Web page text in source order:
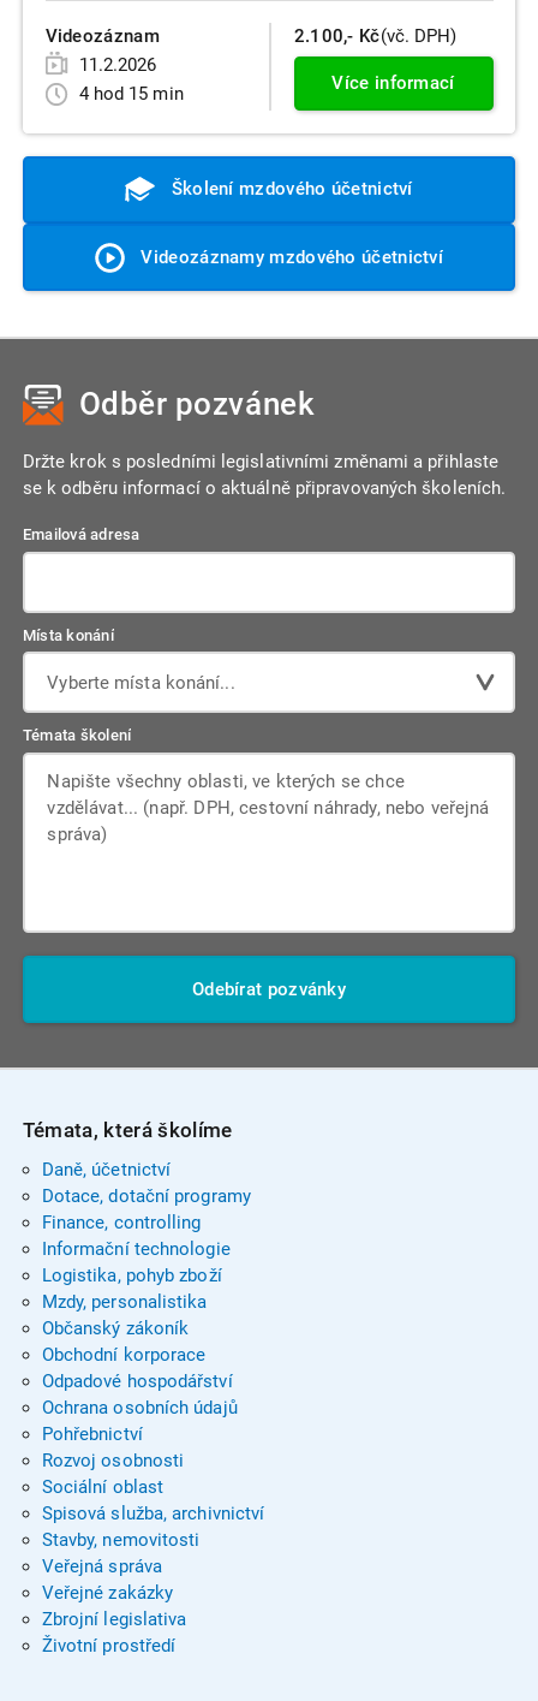
Videozáznam
11.2.2026
4 hod 15 min
2.100,- Kč(vč. DPH)
Více informací
Školení mzdového účetnictví
Videozáznamy mzdového účetnictví
Odběr pozvánek
Držte krok s posledními legislativními změnami a přihlaste
se k odběru informací o aktuálně připravovaných školeních.
Emailová adresa
Místa konání
Vyberte místa konání...
Témata školení
Odebírat pozvánky
Témata, která školíme
Daně, účetnictví
Dotace, dotační programy
Finance, controlling
Informační technologie
Logistika, pohyb zboží
Mzdy, personalistika
Občanský zákoník
Obchodní korporace
Odpadové hospodářství
Ochrana osobních údajů
Pohřebnictví
Rozvoj osobnosti
Sociální oblast
Spisová služba, archivnictví
Stavby, nemovitosti
Veřejná správa
Veřejné zakázky
Zbrojní legislativa
Životní prostředí